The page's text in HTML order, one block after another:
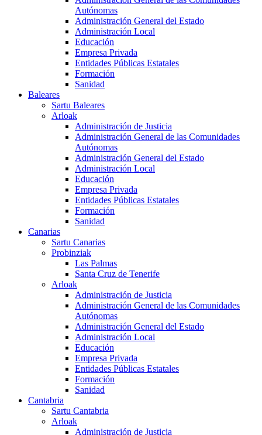
Autónomas
Administración General del Estado
Administración Local
Educación
Empresa Privada
Entidades Públicas Estatales
Formación
Sanidad
Baleares
Sartu Baleares
Arloak
Administración de Justicia
Administración General de las Comunidades
Autónomas
Administración General del Estado
Administración Local
Educación
Empresa Privada
Entidades Públicas Estatales
Formación
Sanidad
Canarias
Sartu Canarias
Probinziak
Las Palmas
Santa Cruz de Tenerife
Arloak
Administración de Justicia
Administración General de las Comunidades
Autónomas
Administración General del Estado
Administración Local
Educación
Empresa Privada
Entidades Públicas Estatales
Formación
Sanidad
Cantabria
Sartu Cantabria
Arloak
Administración de Justicia